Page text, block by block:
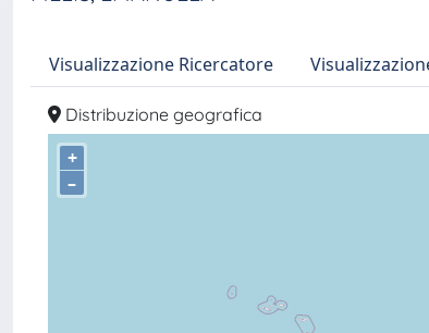
Visualizzazione Ricercatore
Distribuzione geografica
+
–